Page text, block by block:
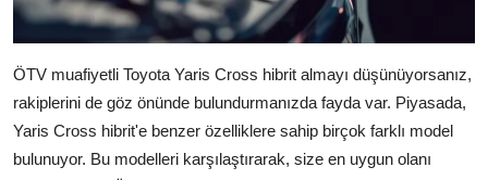
ÖTV muafiyetli Toyota Yaris Cross hibrit almayı düşünüyorsanız,
rakiplerini de göz önünde bulundurmanızda fayda var. Piyasada,
Yaris Cross hibrit'e benzer özelliklere sahip birçok farklı model
bulunuyor. Bu modelleri karşılaştırarak, size en uygun olanı